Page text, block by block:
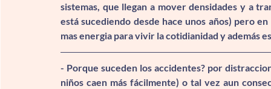
sistemas, que llegan a mover densidades y a
está sucediendo desde hace unos años) pero
mas energia para vivir la cotidianidad y además
- Porque suceden los accidentes? por
niños caen más fácilmente) o tal vez aun